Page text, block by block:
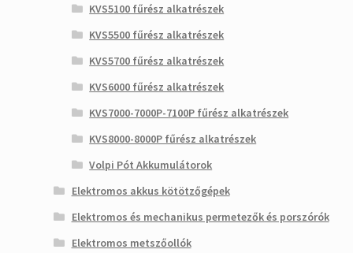
KVS5100 fűrész alkatrészek
KVS5500 fűrész alkatrészek
KVS5700 fűrész alkatrészek
KVS6000 fűrész alkatrészek
KVS7000-7000P-7100P fűrész alkatrészek
KVS8000-8000P fűrész alkatrészek
Volpi Pót Akkumulátorok
Elektromos akkus kötötzőgépek
Elektromos és mechanikus permetezők és porszórók
Elektromos metszőollók